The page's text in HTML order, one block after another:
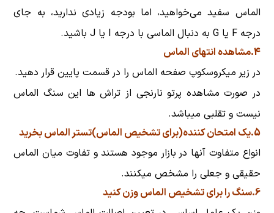
الماس سفید می‌خواهید، اما بودجه زیادی ندارید، به جای
درجه F یا G به دنبال الماسی با درجه I یا J باشید.
4.مشاهده انتهای الماس
در زیر میکروسکوپ صفحه الماس را در قسمت پایین قرار دهید.
در صورت مشاهده پرتو نارنجی از تراش ها این سنگ الماس
نیست و تقلبی میباشد.
5.یک امتحان کننده(برای تشخیص الماس)تستر الماس بخرید
انواع متفاوت آنها در بازار موجود هستند و تفاوت میان الماس
حقیقی و جعلی را مشخص میکنند.
6.سنگ را برای تشخیص الماس وزن کنید